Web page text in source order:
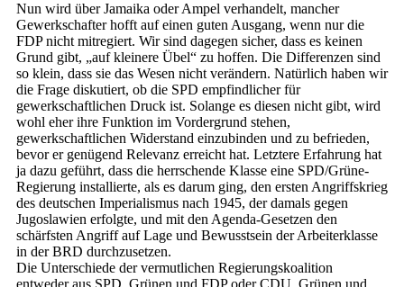
Nun wird über Jamaika oder Ampel verhandelt, mancher
Gewerkschafter hofft auf einen guten Ausgang, wenn nur die
FDP nicht mitregiert. Wir sind dagegen sicher, dass es keinen
Grund gibt, „auf kleinere Übel“ zu hoffen. Die Differenzen sind
so klein, dass sie das Wesen nicht verändern. Natürlich haben wir
die Frage diskutiert, ob die SPD empfindlicher für
gewerkschaftlichen Druck ist. Solange es diesen nicht gibt, wird
wohl eher ihre Funktion im Vordergrund stehen,
gewerkschaftlichen Widerstand einzubinden und zu befrieden,
bevor er genügend Relevanz erreicht hat. Letztere Erfahrung hat
ja dazu geführt, dass die herrschende Klasse eine SPD/Grüne-
Regierung installierte, als es darum ging, den ersten Angriffskrieg
des deutschen Imperialismus nach 1945, der damals gegen
Jugoslawien erfolgte, und mit den Agenda-Gesetzen den
schärfsten Angriff auf Lage und Bewusstsein der Arbeiterklasse
in der BRD durchzusetzen.
Die Unterschiede der vermutlichen Regierungskoalition